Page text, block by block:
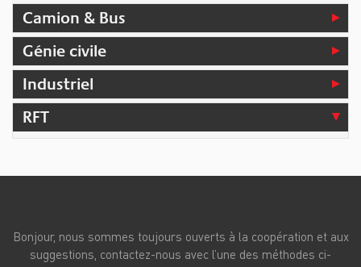
Camion & Bus
Génie civile
Industriel
RFT
Bonjour, nous sommes toujours ouverts à la coopération et aux
suggestions, contactez-nous avec l’une des méthodes ci-